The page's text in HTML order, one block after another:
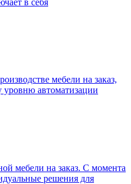
мебели на заказ,
автоматизации
мебели на заказ. С момента
решения для